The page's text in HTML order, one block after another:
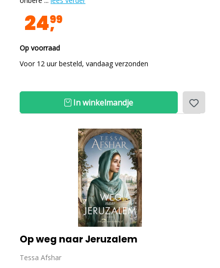
2499
Op voorraad
Voor 12 uur besteld, vandaag verzonden
In winkelmandje
Op weg naar Jeruzalem
Tessa Afshar